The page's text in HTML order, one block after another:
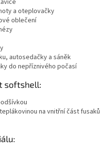
a oteplovačky
oblečení
autosedačky a sáněk
do nepříznivého počasí
softshell:
na vnitřní část fusaků